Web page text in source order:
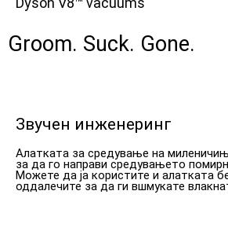
Groom. Suck. Gone.
Звучен инженеринг
Алатката за средување на
за да го направи средувањето
Можете да ја користите и алатката
оддалечите за да ги вшмукате